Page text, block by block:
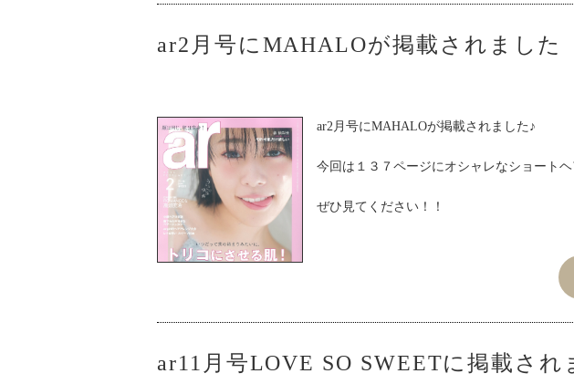
ar2月号にMAHALOが掲載されました
ar2月号にMAHALOが掲載されました♪
今回は１３７ページにオシャレなショート
ぜひ見てください！！
ar11月号LOVE SO SWEETに掲載され